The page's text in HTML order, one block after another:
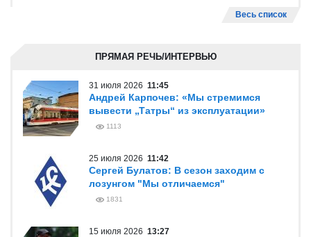
Весь список
ПРЯМАЯ РЕЧЬ/ИНТЕРВЬЮ
31 июля 2026 11:45
Андрей Карпочев: «Мы стремимся
вывести „Татры“ из эксплуатации»
1113
25 июля 2026 11:42
Сергей Булатов: В сезон заходим с
лозунгом "Мы отличаемся"
1831
15 июля 2026 13:27